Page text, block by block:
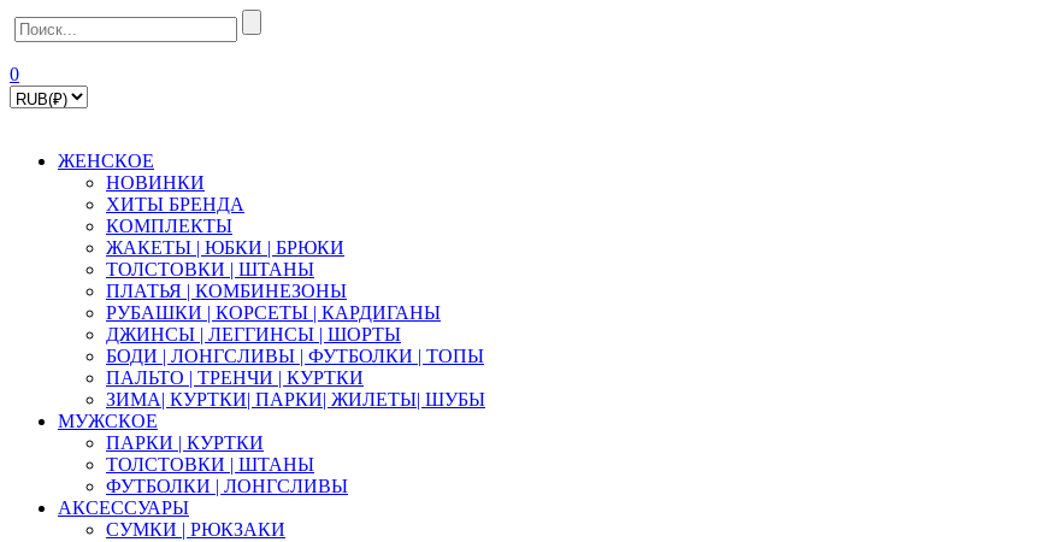
0
ЖЕНСКОЕ
НОВИНКИ
ХИТЫ БРЕНДА
КОМПЛЕКТЫ
ЖАКЕТЫ | ЮБКИ | БРЮКИ
ТОЛСТОВКИ | ШТАНЫ
ПЛАТЬЯ | КОМБИНЕЗОНЫ
РУБАШКИ | КOPСЕТЫ | КАРДИГАНЫ
ДЖИНСЫ | ЛЕГГИНСЫ | ШОРТЫ
БОДИ | ЛОНГСЛИВЫ | ФУТБОЛКИ | ТОПЫ
ПАЛЬТО | ТРЕНЧИ | КУРТКИ
ЗИМА| КУРТКИ| ПАРКИ| ЖИЛЕТЫ| ШУБЫ
МУЖСКОЕ
ПАРКИ | КУРТКИ
ТОЛСТОВКИ | ШТАНЫ
ФУТБОЛКИ | ЛОНГСЛИВЫ
АКСЕССУАРЫ
СУМКИ | РЮКЗАКИ